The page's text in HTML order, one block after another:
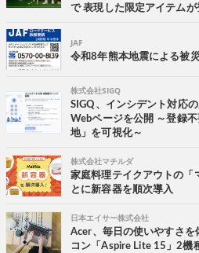
で 表現した限定アイテムが
JAF
令和8年熊本地震による被
株式会社SIGQ
SIGQ、インシデント対応
Webページを公開 ～登録
地」を可視化～
株式会社マチルダ
家庭料理テイクアウトの「
とに新容器を順次導入
日本エイサー株式会社
Acer、毎日の使いやすさ
コン「Aspire Lite 15」2機